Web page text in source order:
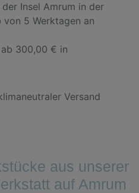
Insel Amrum in der
von 5 Werktagen an
300,00 € in
Versand
aus unserer
auf Amrum